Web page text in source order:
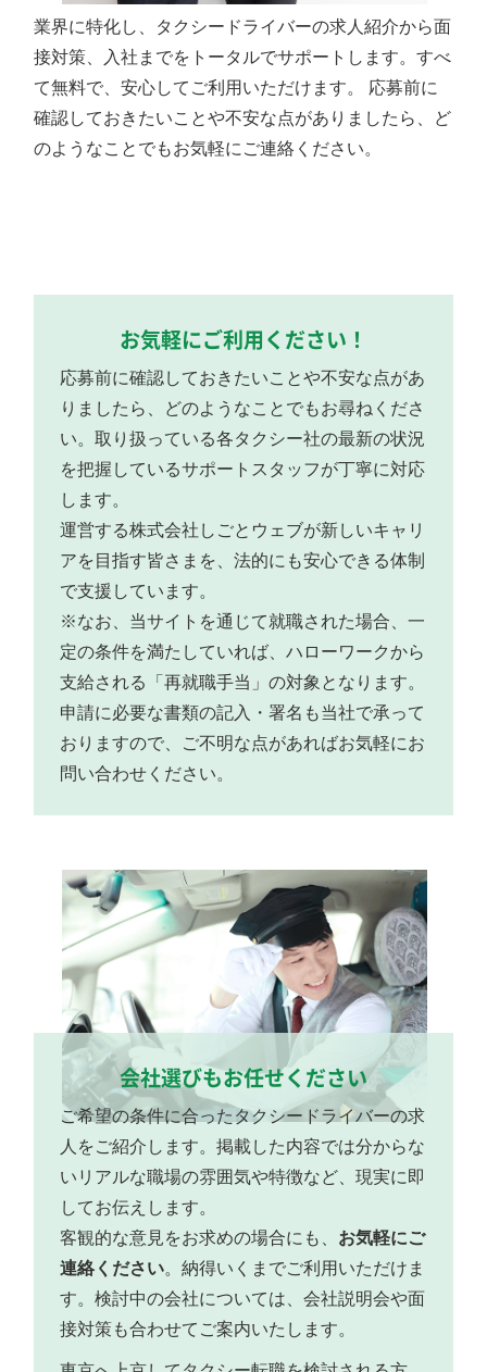
業界に特化し、タクシードライバーの求人紹介から面
接対策、入社までをトータルでサポートします。すべ
て無料で、安心してご利用いただけます。 応募前に
確認しておきたいことや不安な点がありましたら、ど
のようなことでもお気軽にご連絡ください。
お気軽にご利用ください！
応募前に確認しておきたいことや不安な点があ
りましたら、どのようなことでもお尋ねくださ
い。取り扱っている各タクシー社の最新の状況
を把握しているサポートスタッフが丁寧に対応
します。
運営する株式会社しごとウェブが新しいキャリ
アを目指す皆さまを、法的にも安心できる体制
で支援しています。
※なお、当サイトを通じて就職された場合、一
定の条件を満たしていれば、ハローワークから
支給される「再就職手当」の対象となります。
申請に必要な書類の記入・署名も当社で承って
おりますので、ご不明な点があればお気軽にお
問い合わせください。
会社選びもお任せください
ご希望の条件に合ったタクシードライバーの求
人をご紹介します。掲載した内容では分からな
いリアルな職場の雰囲気や特徴など、現実に即
してお伝えします。
客観的な意見をお求めの場合にも、 お気軽にご
連絡ください。納得いくまでご利用いただけま
す。検討中の会社については、会社説明会や面
接対策も合わせてご案内いたします。